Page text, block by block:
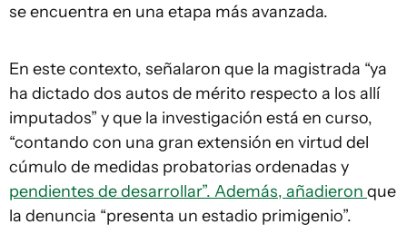
se encuentra en una etapa más avanzada.
En este contexto, señalaron que la magistrada “ya
ha dictado dos autos de mérito respecto a los allí
imputados” y que la investigación está en curso,
“contando con una gran extensión en virtud del
cúmulo de medidas probatorias ordenadas y
pendientes de desarrollar”. Además, añadieron que
la denuncia “presenta un estadio primigenio”.